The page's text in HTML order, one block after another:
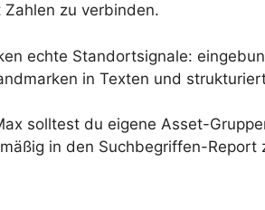
zu verbinden.
echte Standortsignale:
in Texten und
solltest du eigene Asset-
in den Suchbegriffen-Report